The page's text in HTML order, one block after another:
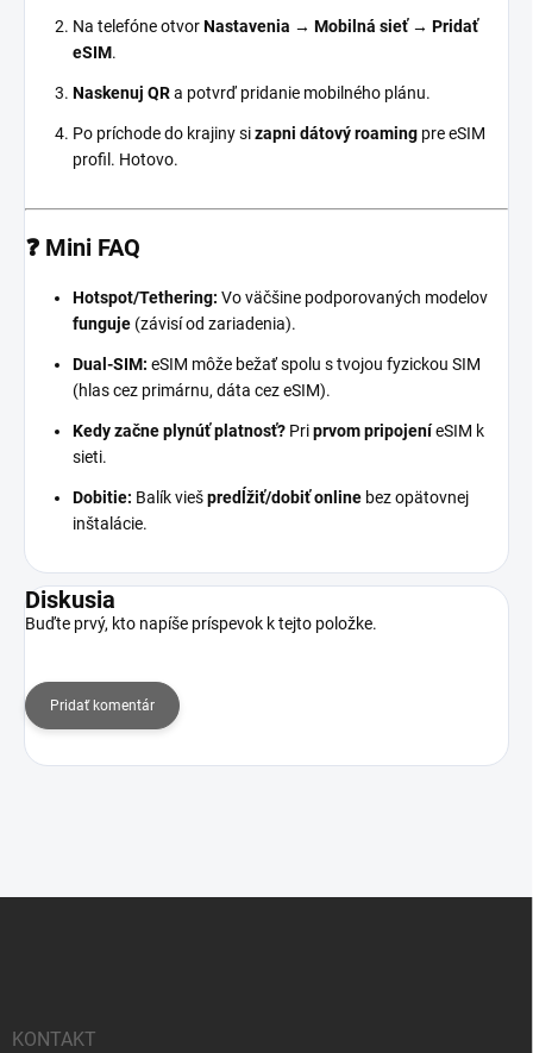
Na telefóne otvorNastavenia → Mobilná sieť → Pridať
eSIM.
Naskenuj QRa potvrď pridanie mobilného plánu.
Po príchode do krajiny sizapni dátový roaming pre eSIM
profil. Hotovo.
❓ Mini FAQ
Hotspot/Tethering: Vo väčšine podporovaných modelov
funguje (závisí od zariadenia).
Dual-SIM: eSIM môže bežať spolu s tvojou fyzickou SIM
(hlas cez primárnu, dáta cez eSIM).
Kedy začne plynúť platnosť? Priprvom pripojeníeSIM k
sieti.
Dobitie: Balík viešpredĺžiť/dobiť online bez opätovnej
inštalácie.
Diskusia
Buďte prvý, kto napíše príspevok k tejto položke.
Pridať komentár
KONTAKT